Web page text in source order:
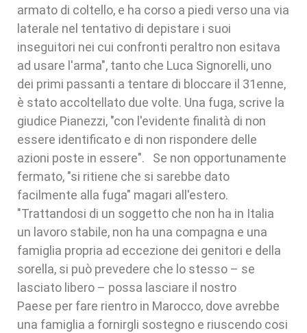
armato di coltello, e ha corso a piedi verso una via
laterale nel tentativo di depistare i suoi
inseguitori nei cui confronti peraltro non esitava
ad usare l'arma", tanto che Luca Signorelli, uno
dei primi passanti a tentare di bloccare il 31enne,
è stato accoltellato due volte. Una fuga, scrive la
giudice Pianezzi, "con l'evidente finalità di non
essere identificato e di non rispondere delle
azioni poste in essere". Se non opportunamente
fermato, "si ritiene che si sarebbe dato
facilmente alla fuga" magari all'estero.
"Trattandosi di un soggetto che non ha in Italia
un lavoro stabile, non ha una compagna e una
famiglia propria ad eccezione dei genitori e della
sorella, si può prevedere che lo stesso – se
lasciato libero – possa lasciare il nostro
Paese per fare rientro in Marocco, dove avrebbe
una famiglia a fornirgli sostegno e riuscendo cosi